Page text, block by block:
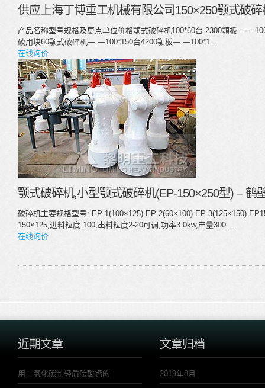
供应上海丁博重工机械有限公司150×250颚式破
产品名称型号规格及更点单位价格颚式破碎机100*60台 2300颚板—
破用块60颚式破碎机— —100*150台4200颚板— —100*1…
在线询价
颚式破碎机,小型颚式破碎机(EP-150×250型) –
破碎机主要规格型号: EP-1(100×125) EP-2(60×100) EP-3(125×150)
150×125,进料粒度 100,出料粒度2-20可调,功率3.0kw,产量300…
在线询价
近期文章
用二氧化碳制轻质碳酸钙的
文章归档
2019年8月